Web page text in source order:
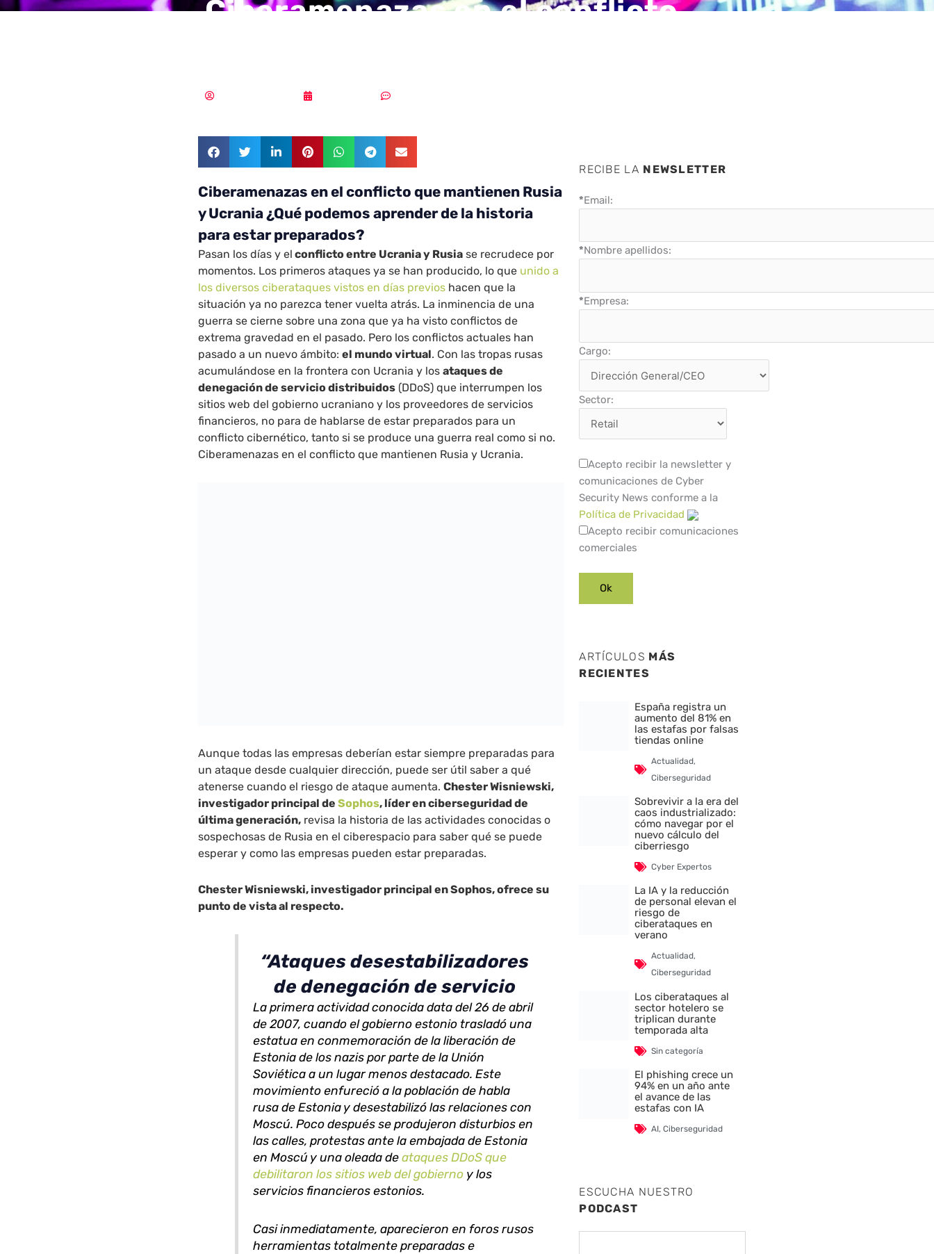
Ciberamenazas en el conflicto
Ciberamenazas en el conflicto que mantienen Rusia
y Ucrania ¿Qué podemos aprender de la historia
para estar preparados?
Pasan los días y el conflicto entre Ucrania y Rusia se recrudece por
momentos. Los primeros ataques ya se han producido, lo que unido a
los diversos ciberataques vistos en días previos hacen que la
situación ya no parezca tener vuelta atrás. La inminencia de una
guerra se cierne sobre una zona que ya ha visto conflictos de
extrema gravedad en el pasado. Pero los conflictos actuales han
pasado a un nuevo ámbito:el mundo virtual. Con las tropas rusas
acumulándose en la frontera con Ucrania y losataques de
denegación de servicio distribuidos (DDoS) que interrumpen los
sitios web del gobierno ucraniano y los proveedores de servicios
financieros, no para de hablarse de estar preparados para un
conflicto cibernético, tanto si se produce una guerra real como si no.
Ciberamenazas en el conflicto que mantienen Rusia y Ucrania.
Aunque todas las empresas deberían estar siempre preparadas para
un ataque desde cualquier dirección, puede ser útil saber a qué
atenerse cuando el riesgo de ataque aumenta.Chester Wisniewski,
investigador principal deSophos, líder en ciberseguridad de
última generación, revisa la historia de las actividades conocidas o
sospechosas de Rusia en el ciberespacio para saber qué se puede
esperar y como las empresas pueden estar preparadas.
Chester Wisniewski, investigador principal en Sophos, ofrece su
punto de vista al respecto.
“Ataques desestabilizadores
de denegación de servicio
La primera actividad conocida data del 26 de abril
de 2007, cuando el gobierno estonio trasladó una
estatua en conmemoración de la liberación de
Estonia de los nazis por parte de la Unión
Soviética a un lugar menos destacado. Este
movimiento enfureció a la población de habla
rusa de Estonia y desestabilizó las relaciones con
Moscú. Poco después se produjeron disturbios en
las calles, protestas ante la embajada de Estonia
en Moscú y una oleada deataques DDoS que
debilitaron los sitios web del gobierno y los
servicios financieros estonios.
Casi inmediatamente, aparecieron en foros rusos
herramientas totalmente preparadas e
RECIBE LA NEWSLETTER
*Email:
*Nombre apellidos:
*Empresa:
Cargo:
Sector:
Acepto recibir la newsletter y
comunicaciones de Cyber
Security News conforme a la
Política de Privacidad
Acepto recibir comunicaciones
comerciales
ARTÍCULOS MÁS
RECIENTES
España registra un
aumento del 81% en
las estafas por falsas
tiendas online
Actualidad,
Ciberseguridad
Sobrevivir a la era del
caos industrializado:
cómo navegar por el
nuevo cálculo del
ciberriesgo
Cyber Expertos
La IA y la reducción
de personal elevan el
riesgo de
ciberataques en
verano
Actualidad,
Ciberseguridad
Los ciberataques al
sector hotelero se
triplican durante
temporada alta
Sin categoría
El phishing crece un
94% en un año ante
el avance de las
estafas con IA
AI,Ciberseguridad
ESCUCHA NUESTRO
PODCAST